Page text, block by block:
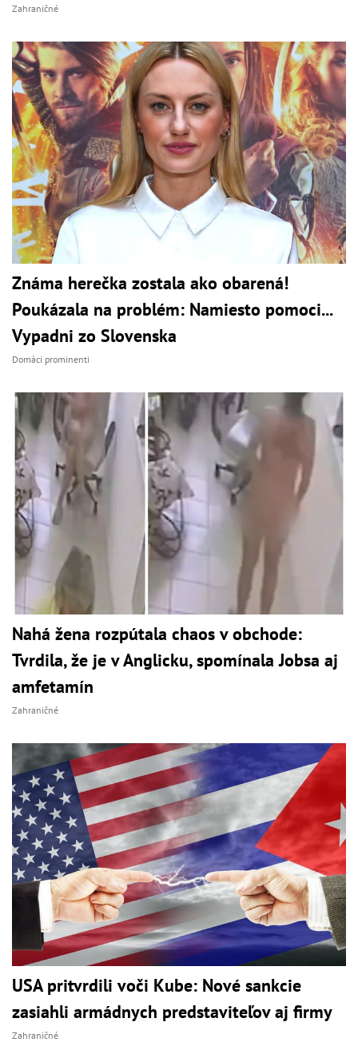
Zahraničné
Známa herečka zostala ako obarená!
Poukázala na problém: Namiesto pomoci...
Vypadni zo Slovenska
Domáci prominenti
Nahá žena rozpútala chaos v obchode:
Tvrdila, že je v Anglicku, spomínala Jobsa aj
amfetamín
Zahraničné
USA pritvrdili voči Kube: Nové sankcie
zasiahli armádnych predstaviteľov aj firmy
Zahraničné